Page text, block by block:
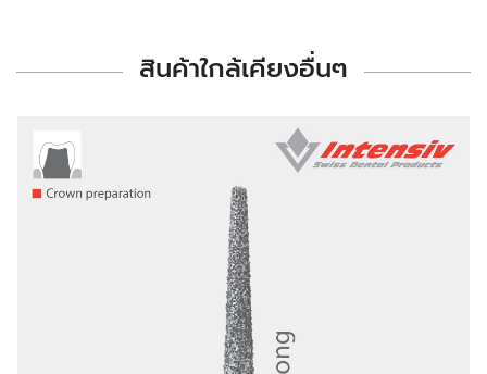
สินค้าใกล้เคียงอื่นๆ